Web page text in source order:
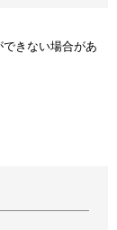
きない場合があ